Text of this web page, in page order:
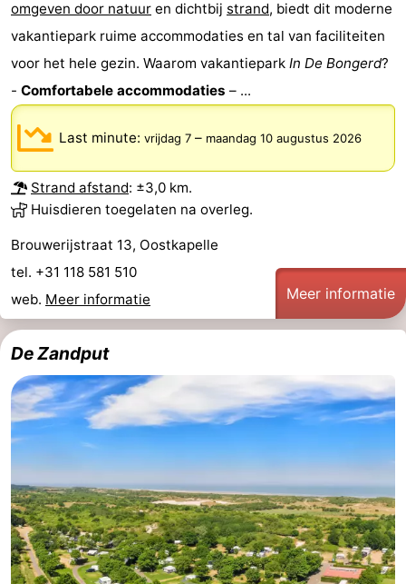
Natuur
de
Mantelingen
-
Westkapelle
-
Zoutelande
-
Natuur
Walcherse
bos
-
Dishoek
-
Vlissingen
-
Middelburg
Zeeuws-
Vlaanderen
-
Nieuwvliet
-
Sluis
-
Cadzand
-
Natuur
Het
Zwin
Weer
Contact
omgeven door natuur en dichtbij strand, biedt dit moderne
vakantiepark ruime accommodaties en tal van faciliteiten
voor het hele gezin. Waarom vakantiepark In De Bongerd?
- Comfortabele accommodaties – ...
Last minute: vrijdag 7 – maandag 10 augustus 2026
Strand afstand: ±3,0 km.
Huisdieren toegelaten na overleg.
Brouwerijstraat 13, Oostkapelle
tel. +31 118 581 510
web. Meer informatie Meer informatie
De Zandput